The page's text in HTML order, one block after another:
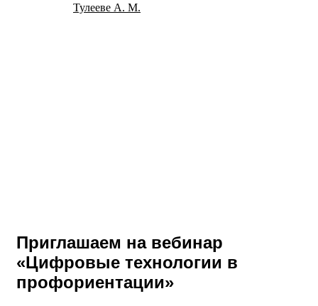
Тулееве А. М.
Приглашаем на вебинар
«Цифровые технологии в
профориентации»